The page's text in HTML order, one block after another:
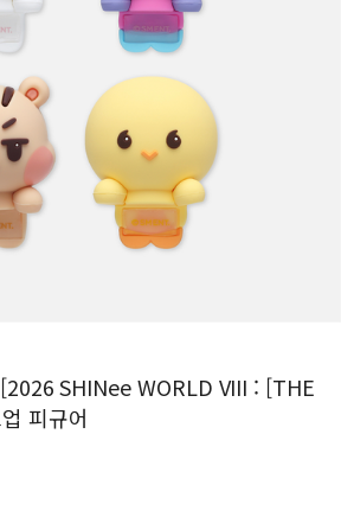
SHINee WORLD VIII : [THE
피규어